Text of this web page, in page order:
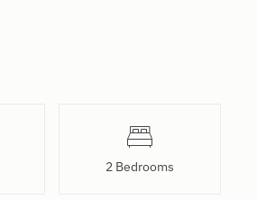
2 Bedrooms